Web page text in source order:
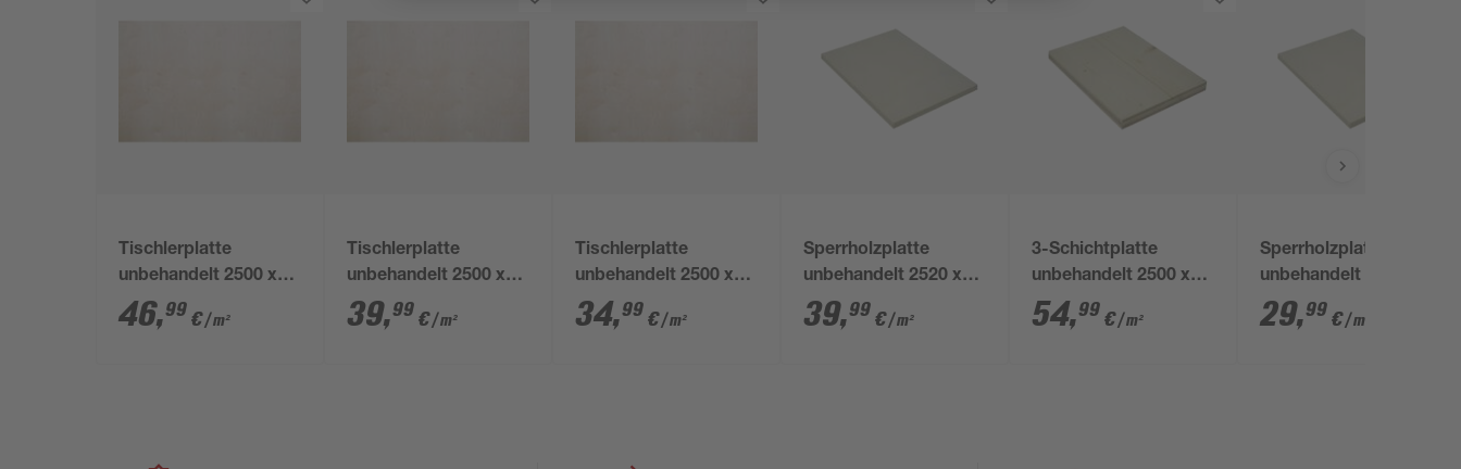
Tischlerplatte
unbehandelt 2500 x
1250 x 18 mm
46,99 €/ m²
Tischlerplatte
unbehandelt 2500 x
1250 x 16 mm
39,99 €/ m²
Tischlerplatte
unbehandelt 2500 x
1250 x 13 mm
34,99 €/ m²
Sperrholzplatte
unbehandelt 2520 x
1850 x 12 mm
39,99 €/ m²
3-Schichtplatte
unbehandelt 2500 x
1250 x 19 mm
54,99 €/ m²
Sperrholzplatte
unbehandelt 2520 x
1850 x 8 mm
29,99 €/ m²